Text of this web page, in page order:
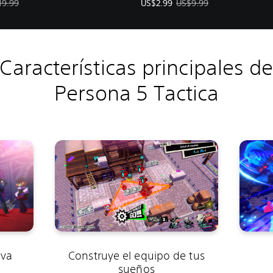
US$5.99. Precio original: US$19.99.
US$2.99
Precio de la oferta: US$2.99.
US$9.99
Características principales de
Persona 5 Tactica
Construye el equipo de tus
sueños